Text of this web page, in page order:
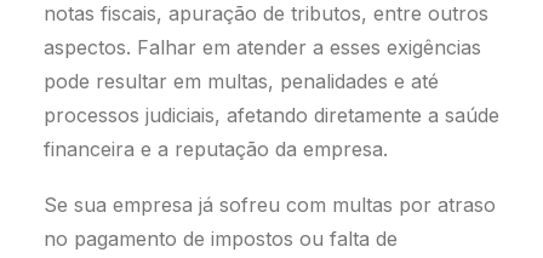
notas fiscais, apuração de tributos, entre outros
aspectos. Falhar em atender a esses exigências
pode resultar em multas, penalidades e até
processos judiciais, afetando diretamente a saúde
financeira e a reputação da empresa.
Se sua empresa já sofreu com multas por atraso
no pagamento de impostos ou falta de